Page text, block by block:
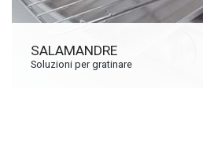
SALAMANDRE
Soluzioni per gratinare